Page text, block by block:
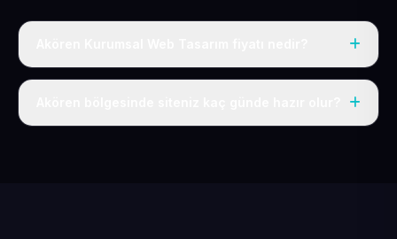
Tek fiyat uygulanır: yıllık 50 USD + KDV. Bu bedele alan